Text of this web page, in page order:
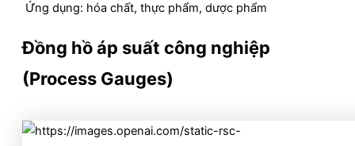
Ứng dụng: hóa chất, thực phẩm, dược phẩm
Đồng hồ áp suất công nghiệp
(Process Gauges)